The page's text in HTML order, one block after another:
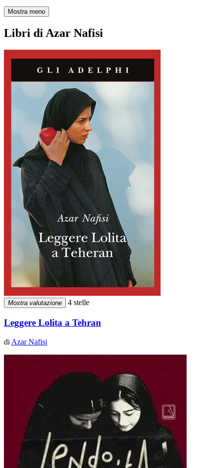
Mostra meno
Libri di Azar Nafisi
Mostra valutazione 4 stelle
Leggere Lolita a Tehran
di Azar Nafisi